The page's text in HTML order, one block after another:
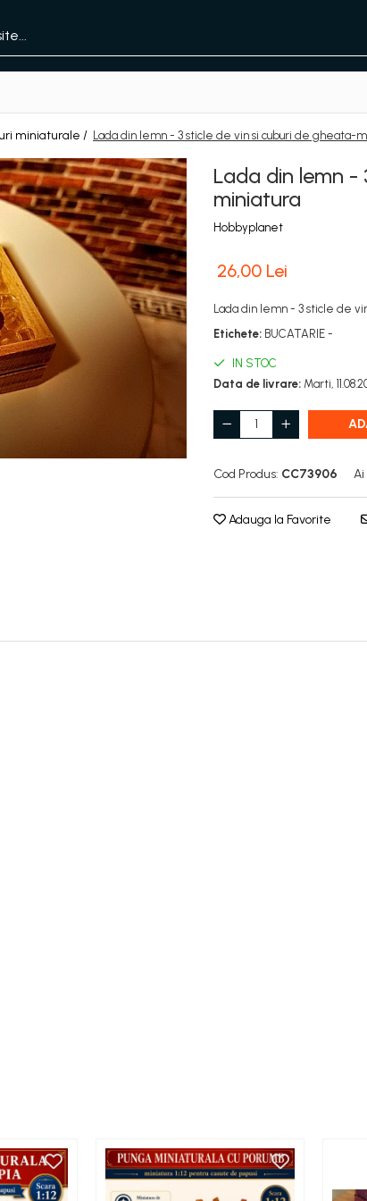
miniaturale / Lada din lemn - 3 sticle de vin si cuburi de gheata-
Lada din lemn
miniatura
Hobbyplanet
26,00 Lei
Lada din lemn - 3 sticle de
Etichete: BUCATARIE -
IN STOC
Data de livrare: Marti,
Cod Produs: CC73906
Adauga la Favorite